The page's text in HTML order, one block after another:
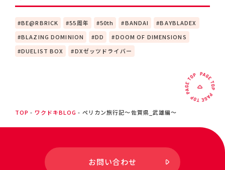
BE@RBRICK 55周年 50th BANDAI
BAYBLADEX
BLAZING DOMINION
DD
DOOM OF DIMENSIONS
DUELIST BOX
DXゼッツドライバー
TOP ワクドキBLOG ペリカン旅行記～佐賀県_武雄編～
お問い合わせ